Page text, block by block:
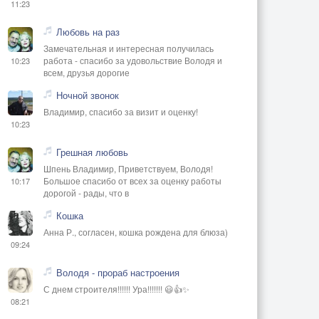
11:23
10:23
Любовь на раз
Замечательная и интересная получилась
работа - спасибо за удовольствие Володя и
всем, друзья дорогие
10:23
Ночной звонок
Владимир, спасибо за визит и оценку!
10:17
Грешная любовь
Шпень Владимир, Приветствуем, Володя!
Большое спасибо от всех за оценку работы
дорогой - рады, что в
09:24
Кошка
Анна Р., согласен, кошка рождена для блюза)
08:21
Володя - прораб настроения
С днем строителя!!!!!! Ура!!!!!!! 😃👍✨